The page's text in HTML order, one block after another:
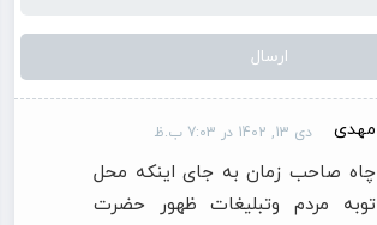
مهدی دی 13, 1402 در 7:03 ب.ظ
چاه صاحب زمان به جای اینکه محل
توبه مردم وتبلیغات ظهور حضرت